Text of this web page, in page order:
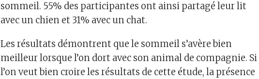
sommeil. 55% des participantes ont ainsi partagé leur lit
avec un chien et 31% avec un chat.
Les résultats démontrent que le sommeil s’avère bien
meilleur lorsque l’on dort avec son animal de compagnie. Si
l’on veut bien croire les résultats de cette étude, la présence